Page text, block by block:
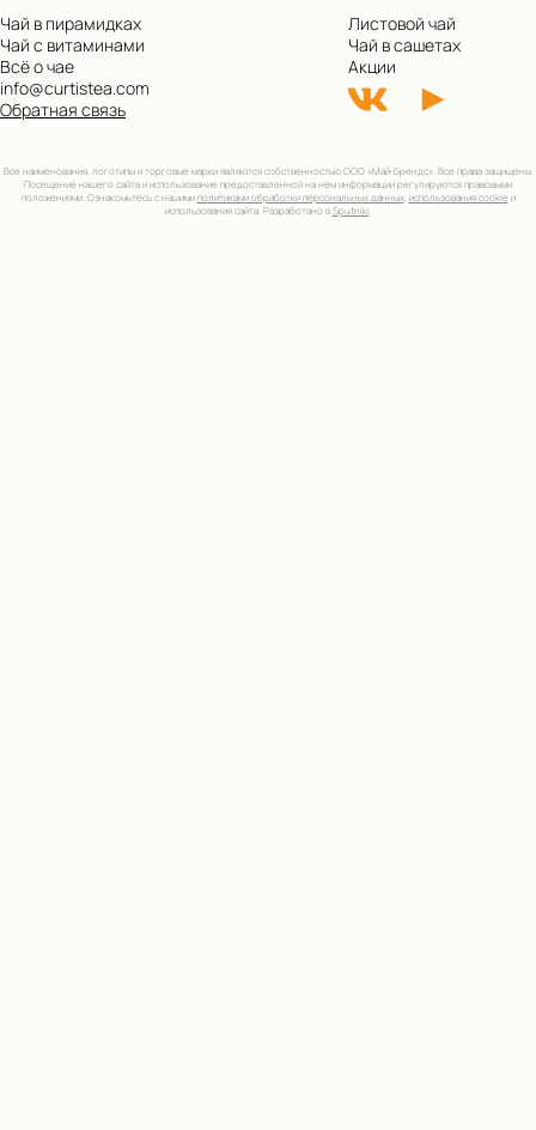
Чай в пирамидках
Листовой чай
Чай с витаминами
Чай в сашетах
Всё о чае
Акции
Обратная связь
info@curtistea.com
Все наименования, логотипы и торговые марки являются собственностью ООО «Май-Брендс». Все права защищены.
Посещение нашего сайта и использование предоставленной на нем информации регулируются правовыми
положениями. Ознакомьтесь с нашимиполитиками обработки персональных данных, использования cookieи
использования сайта. Разработано вSputniki